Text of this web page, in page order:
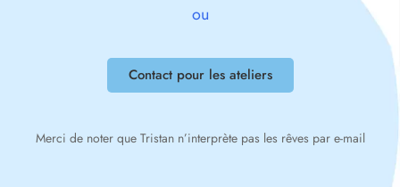
ou
Contact pour les ateliers
Merci de noter que Tristan n’interprète pas les rêves par e-mail